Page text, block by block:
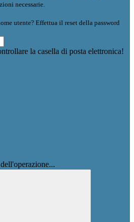
necessarie.
utente? Effettua il reset della password
la casella di posta elettronica!